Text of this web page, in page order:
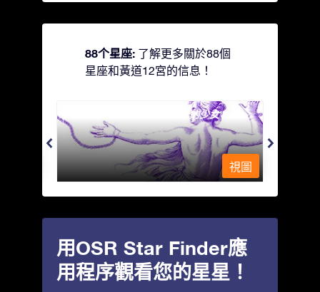
88个星座: 了解更多關於88個
星座和黃道12宮的信息！
Andromeda - 被鐵鍊鎖著的少女
視圖
用OSR Star Finder應
用程序觀看您的星星！